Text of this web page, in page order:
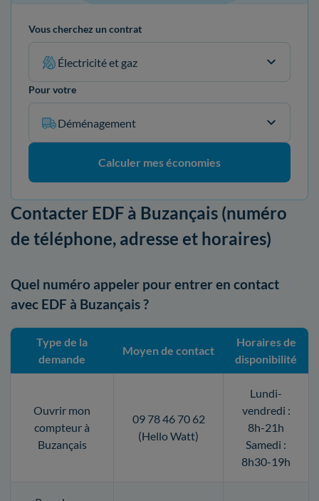
Vous cherchez un contrat
Électricité et gaz
Pour votre
Déménagement
Calculer mes économies
Contacter EDF à Buzançais (numéro
de téléphone, adresse et horaires)
Quel numéro appeler pour entrer en contact
avec EDF à Buzançais ?
Type de la
demande
Moyen de contact
Horaires de
disponibilité
Ouvrir mon
compteur à
Buzançais
09 78 46 70 62
(Hello Watt)
Lundi-
vendredi :
8h-21h
Samedi :
8h30-19h